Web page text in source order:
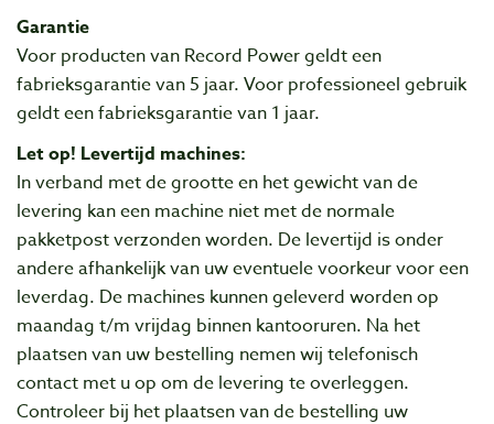
Garantie
Voor producten van Record Power geldt een
fabrieksgarantie van 5 jaar. Voor professioneel gebruik
geldt een fabrieksgarantie van 1 jaar.
Let op! Levertijd machines:
In verband met de grootte en het gewicht van de
levering kan een machine niet met de normale
pakketpost verzonden worden. De levertijd is onder
andere afhankelijk van uw eventuele voorkeur voor een
leverdag. De machines kunnen geleverd worden op
maandag t/m vrijdag binnen kantooruren. Na het
plaatsen van uw bestelling nemen wij telefonisch
contact met u op om de levering te overleggen.
Controleer bij het plaatsen van de bestelling uw